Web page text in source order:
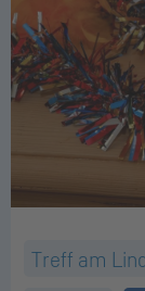
Treff am